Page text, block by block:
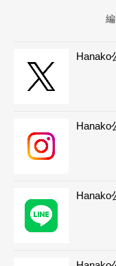
Hanako
Hanako
Hanako